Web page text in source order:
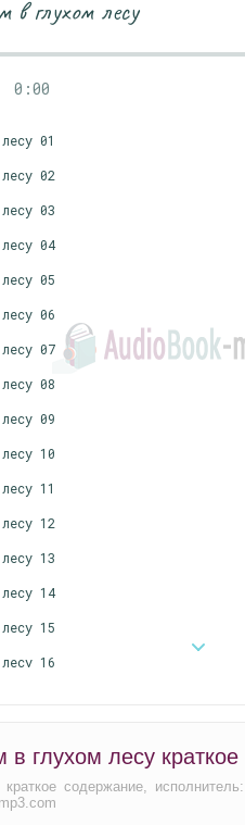
глухом лесу
0:00
01
02
03
04
05
06
07
08
09
10
11
12
13
14
15
16
17
19
20
глухом лесу краткое
содержание,